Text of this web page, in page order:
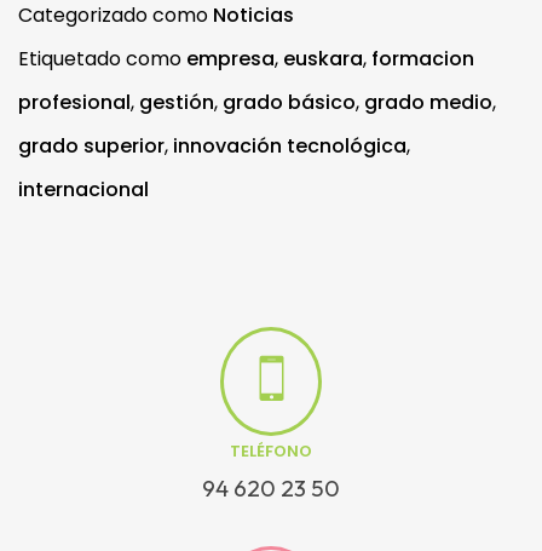
Categorizado como Noticias
Etiquetado como empresa, euskara, formacion
profesional, gestión, grado básico, grado medio,
grado superior, innovación tecnológica,
internacional
TELÉFONO
94 620 23 50